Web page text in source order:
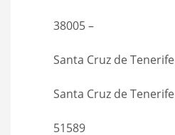
38005 –
Santa Cruz de Tenerife
Santa Cruz de Tenerife
51589